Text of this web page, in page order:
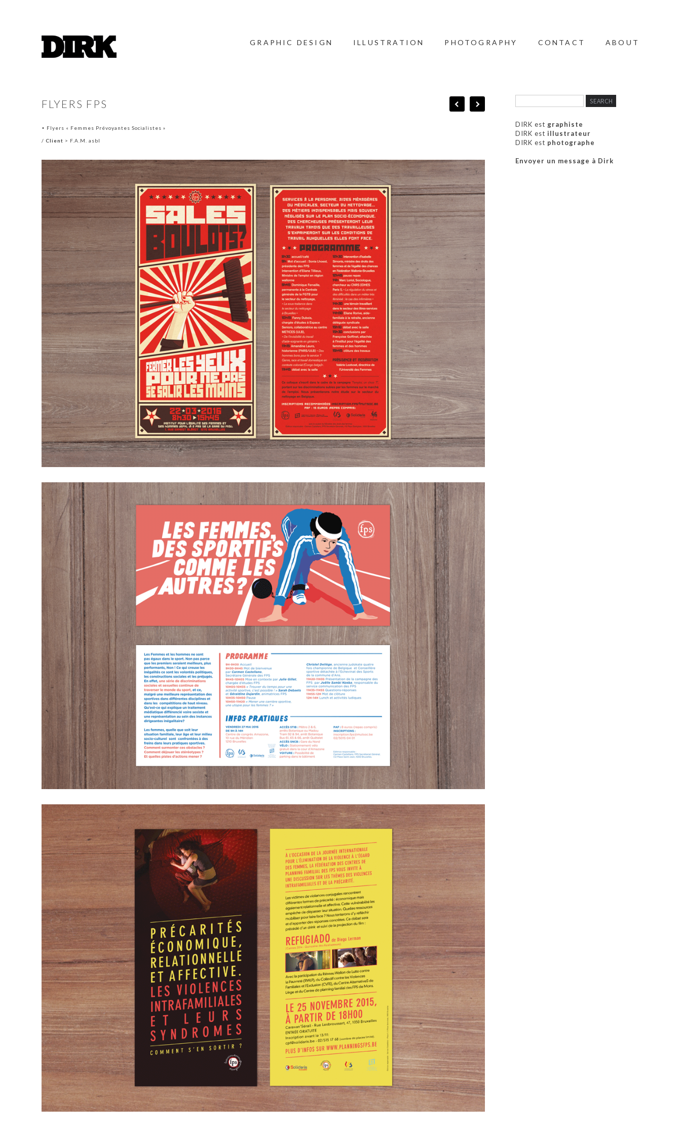
GRAPHIC DESIGN ILLUSTRATION PHOTOGRAPHY CONTACT ABOUT
FLYERS FPS
• Flyers « Femmes Prévoyantes Socialistes »
/ Client > F.A.M. asbl
DIRK est graphiste
DIRK est illustrateur
DIRK est photographe
Envoyer un message à Dirk